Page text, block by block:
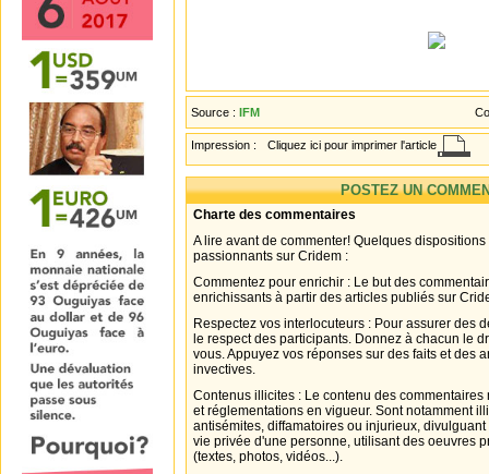
Source : IFM
Impression : Cliquez ici pour imprimer l'article
POSTEZ UN
Charte des commentaires
A lire avant de commenter! Quelques
passionnants sur Cridem :
Commentez pour enrichir : Le but des
enrichissants à partir des articles publiés sur
Respectez vos interlocuteurs : Pour assurer des
le respect des participants. Donnez à chacun le
vous. Appuyez vos réponses sur des faits et des
invectives.
Contenus illicites : Le contenu des
et réglementations en vigueur. Sont notamment
antisémites, diffamatoires ou injurieux,
vie privée d'une personne, utilisant des oeuvres
(textes, photos, vidéos...).